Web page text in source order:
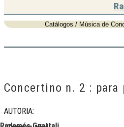
Catálogos / Música de
Concertino n. 2 : para
AUTORIA: